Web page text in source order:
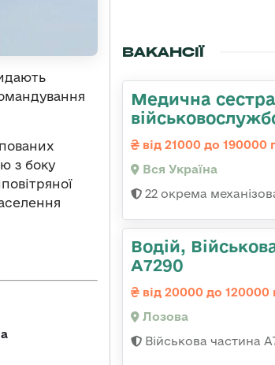
з боку
ВАКАНСІЇ
Медична
від 21000 до 190000
Вся Україна
22 окрема
Водій,
А7290
від 20000 до 120000
Лозова
Військова частина